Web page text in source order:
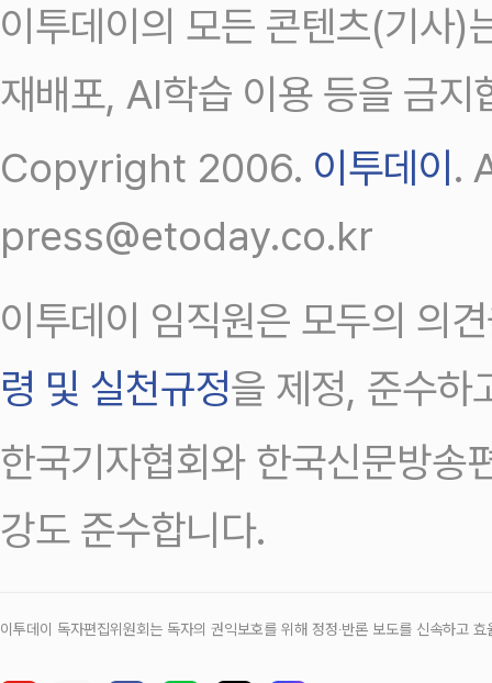
이투데이의 모든 콘텐츠(기사)
재배포, AI학습 이용 등을 금지
Copyright 2006. 이투데이 .
press@etoday.co.kr
이투데이 임직원은 모두의 의
령 및 실천규정을 제정, 준수하
한국기자협회와 한국신문방송
강도 준수합니다.
이투데이 독자편집위원회는 독자의 권익보호를 위해 정정‧반론 보도를 신속하고